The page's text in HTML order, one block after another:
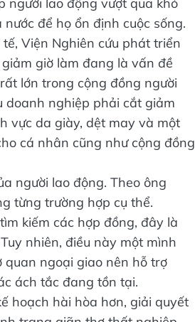
người lao động vượt qua khó
để họ ổn định cuộc sống.
Viện Nghiên cứu phát triển
giờ làm đang là vấn đề
lớn trong cộng đồng người
doanh nghiệp phải cắt giảm
vực da giày, dệt may và một
cá nhân cũng như cộng đồng
người lao động. Theo ông
từng trường hợp cụ thể.
kiếm các hợp đồng, đây là
nhiên, điều này một mình
quan ngoại giao nên hỗ trợ
ách tắc đang tồn tại.
hoạch hài hòa hơn, giải quyết